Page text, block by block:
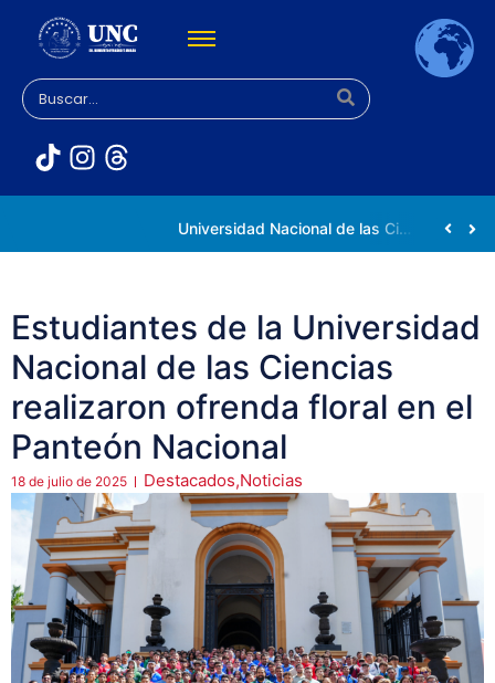
Universidad Nacional de las Ciencias impulsa vocaciones científicas en la Expoferia de Oportunidades de Estudio 2026
Estudiantes de la Universidad
Nacional de las Ciencias
realizaron ofrenda floral en el
Panteón Nacional
18 de julio de 2025 Destacados,Noticias